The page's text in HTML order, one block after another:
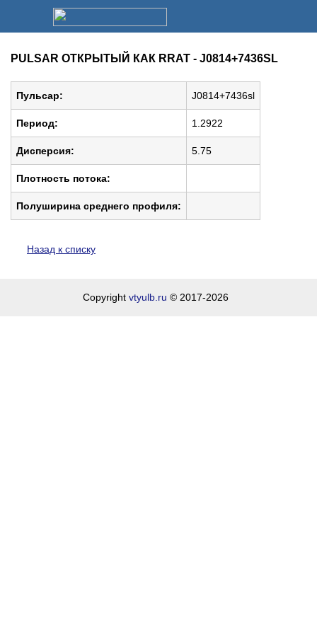
PULSAR ОТКРЫТЫЙ КАК RRAT - J0814+7436SL
Пульсар: J0814+7436sl
Период: 1.2922
Дисперсия: 5.75
Плотность потока:
Полуширина среднего профиля:
Назад к списку
Copyright vtyulb.ru © 2017-2026